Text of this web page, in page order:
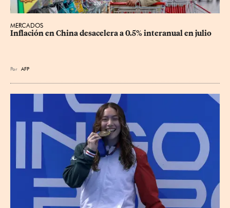
MERCADOS
Inflación en China desacelera a 0.5% interanual en julio
Por AFP